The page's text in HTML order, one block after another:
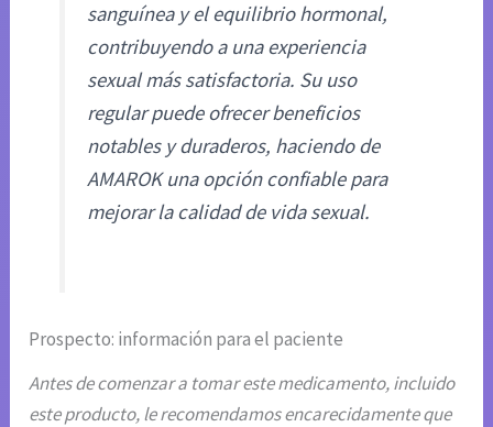
sanguínea y el equilibrio hormonal,
contribuyendo a una experiencia
sexual más satisfactoria. Su uso
regular puede ofrecer beneficios
notables y duraderos, haciendo de
AMAROK una opción confiable para
mejorar la calidad de vida sexual.
Prospecto: información para el paciente
Antes de comenzar a tomar este medicamento, incluido
este producto, le recomendamos encarecidamente que